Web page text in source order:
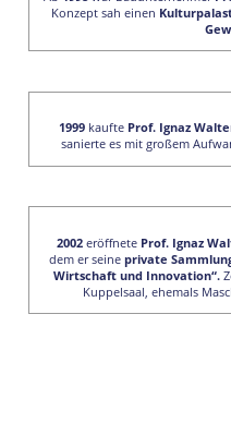
Konzept sah einen
1999 kaufte Prof. Ignaz
sanierte es mit großem
2002 eröffnete Prof. Ignaz
dem er seine private
Wirtschaft und Innovation“.
Kuppelsaal, ehemals